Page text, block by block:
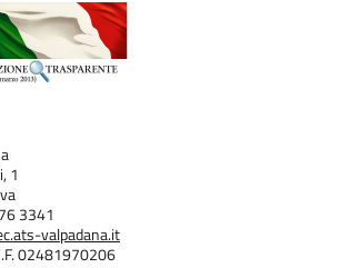
1
3341
valpadana.it
02481970206